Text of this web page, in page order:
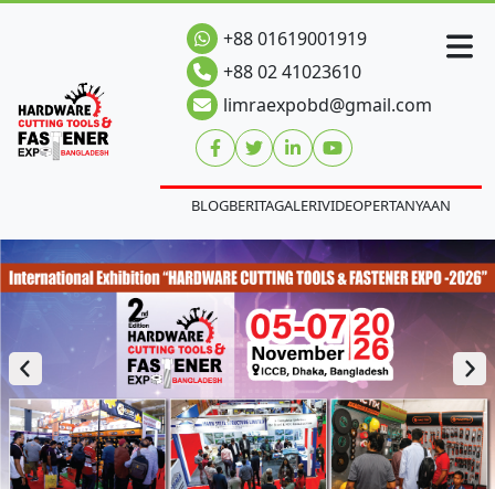
+88 01619001919
+88 02 41023610
limraexpobd@gmail.com
BLOGBERITAGALERIVIDEOPERTANYAAN